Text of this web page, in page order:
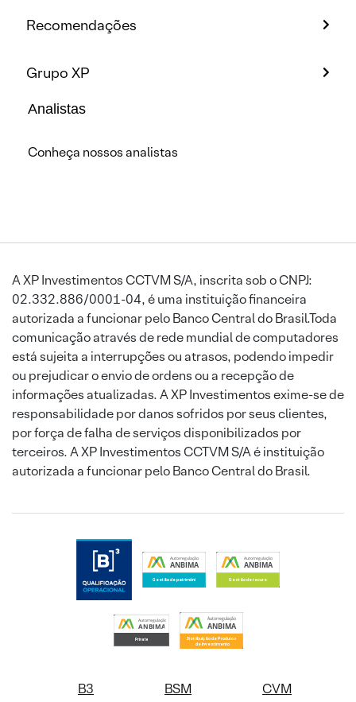
Recomendações
Grupo XP
Analistas
Conheça nossos analistas
A XP Investimentos CCTVM S/A, inscrita sob o CNPJ:
02.332.886/0001-04, é uma instituição financeira
autorizada a funcionar pelo Banco Central do Brasil.Toda
comunicação através de rede mundial de computadores
está sujeita a interrupções ou atrasos, podendo impedir
ou prejudicar o envio de ordens ou a recepção de
informações atualizadas. A XP Investimentos exime-se de
responsabilidade por danos sofridos por seus clientes,
por força de falha de serviços disponibilizados por
terceiros. A XP Investimentos CCTVM S/A é instituição
autorizada a funcionar pelo Banco Central do Brasil.
B3 BSM CVM